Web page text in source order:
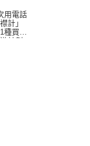
用電話
計」
種買法
計劃